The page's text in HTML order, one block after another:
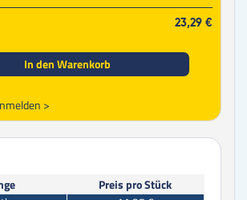
23,29 €
In den Warenkorb
>
Preis pro Stück